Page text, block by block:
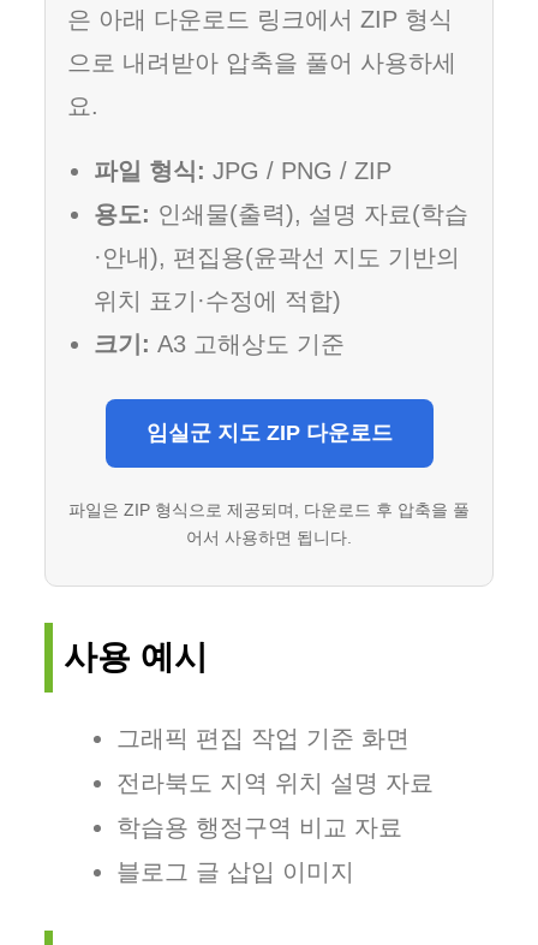
은 아래 다운로드 링크에서 ZIP 형식
으로 내려받아 압축을 풀어 사용하세
요.
파일 형식: JPG / PNG / ZIP
용도: 인쇄물(출력), 설명 자료(학습
·안내), 편집용(윤곽선 지도 기반의
위치 표기·수정에 적합)
크기: A3 고해상도 기준
임실군 지도 ZIP 다운로드
파일은 ZIP 형식으로 제공되며, 다운로드 후 압축을 풀
어서 사용하면 됩니다.
사용 예시
그래픽 편집 작업 기준 화면
전라북도 지역 위치 설명 자료
학습용 행정구역 비교 자료
블로그 글 삽입 이미지